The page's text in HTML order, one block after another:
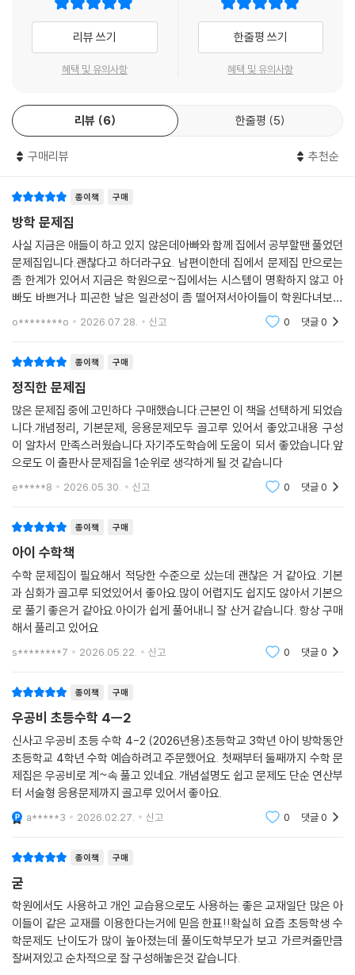
학습능력을 갖추게 됩니다.
『우공비 초등 시리즈』는 학습 내용을 어떻게 잘 전달할 수 있는지를 고민
하는 것뿐 아니라 초등학생들이 학습 내용에 더 집중할 수 있고, 더 오래 기
리뷰 쓰기
혜택 및 유의사항
한줄평 쓰기
혜택 및 유의사항
리뷰 6 한줄평 5
구매리뷰 추천순
종이책 구매
방학 문제집
사실 지금은 애들이 하고 있지 않은데아빠와 함께 집에서 공부할땐 풀었던
문제집입니다.괜찮다고 하더라구요. 남편이한데 집에서 문제집 만으로는
좀 한계가 있어서 지금은 학원으로~집에서는 시스템이 명확하지 않고 아
빠도 바쁘거나 피곤한 날은 일관성이 좀 떨어져서아이들이 학원다녀보고
싶다고 해서^^ 갔네요. 학원비가 둘이 64만원 후덜덜 물론 5과목이긴 해
o********o 2026.07.28. 신고 0 댓글0
종이책 구매
정직한 문제집
많은 문제집 중에 고민하다 구매했습니다.근본인 이 책을 선택하게 되었습
니다.개념정리, 기본문제, 응용문제모두 골고루 있어서 좋았고내용 구성
이 알차서 만족스러웠습니다.자기주도학습에 도움이 되서 좋았습니다.앞
으로도 이 출판사 문제집을 1순위로 생각하게 될 것 같습니다
e*****8 2026.05.30. 신고 0 댓글0
종이책 구매
아이 수학책
수학 문제집이 필요해서 적당한 수준으로 샀는데 괜찮은 거 같아요. 기본
과 심화가 골고루 되었있어서 좋아요.많이 어렵지도 쉽지도 않아서 기본으
로 풀기 좋은거 같아요.아이가 쉽게 풀어내니 잘 산거 같습니다. 항상 구매
해서 풀리고 있어요
s********7 2026.05.22. 신고 0 댓글0
종이책 구매
우공비 초등수학 4ㅡ2
신사고 우공비 초등 수학 4-2 (2026년용)초등학교 3학년 아이 방학동안
초등학교 4학년 수학 예습하려고 주문했어요. 첫째부터 둘째까지 수학 문
제집은 우공비로 계~속 풀고 있네요. 개념설명도 쉽고 문제도 단순 연산부
터 서술형 응용문제까지 골고루 있어서 좋아요.
a*****3 2026.02.27. 신고 0 댓글0
종이책 구매
굳
학원에서도 사용하고 개인 교습용으로도 사용하는 좋은 교재일단 많은 아
이들이 같은 교재를 이용한다는거에 믿음 한표!!확실히 요즘 초등학생 수
학문제도 난이도가 많이 높아졌는데 풀이도학부모가 보고 가르켜줄만큼
잘써져있고 순차적으로 잘 구성해놓은것 같습니다.